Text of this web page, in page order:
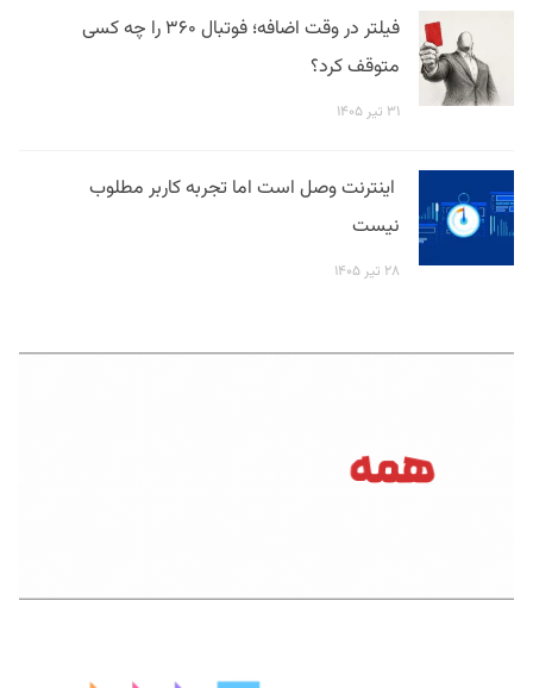
فیلتر در وقت اضافه؛ فوتبال ۳۶۰ را چه کسی
متوقف کرد؟
۳۱ تیر ۱۴۰۵
اینترنت وصل است اما تجربه کاربر مطلوب
نیست
۲۸ تیر ۱۴۰۵